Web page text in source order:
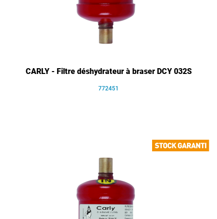
CARLY - Filtre déshydrateur à braser DCY 032S
772451